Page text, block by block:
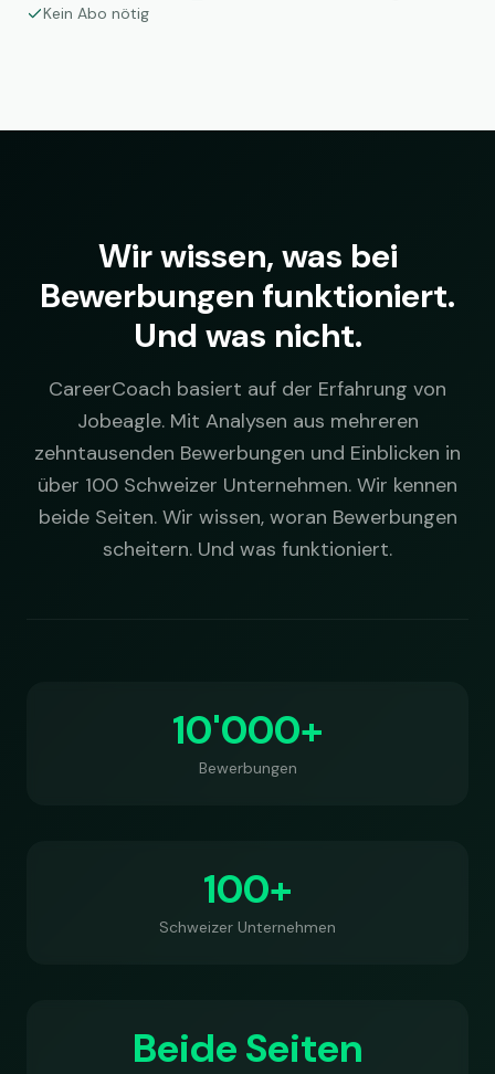
Kein Abo nötig
Wir wissen, was bei
Bewerbungen funktioniert.
Und was nicht.
CareerCoach basiert auf der Erfahrung von
Jobeagle. Mit Analysen aus mehreren
zehntausenden Bewerbungen und Einblicken in
über 100 Schweizer Unternehmen. Wir kennen
beide Seiten. Wir wissen, woran Bewerbungen
scheitern. Und was funktioniert.
10'000+
Bewerbungen
100+
Schweizer Unternehmen
Beide Seiten